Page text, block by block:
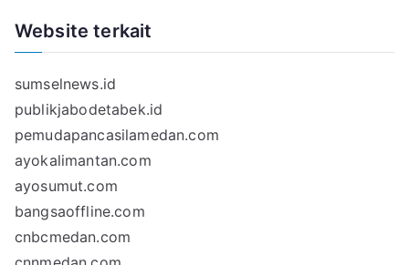
Website terkait
sumselnews.id
publikjabodetabek.id
pemudapancasilamedan.com
ayokalimantan.com
ayosumut.com
bangsaoffline.com
cnbcmedan.com